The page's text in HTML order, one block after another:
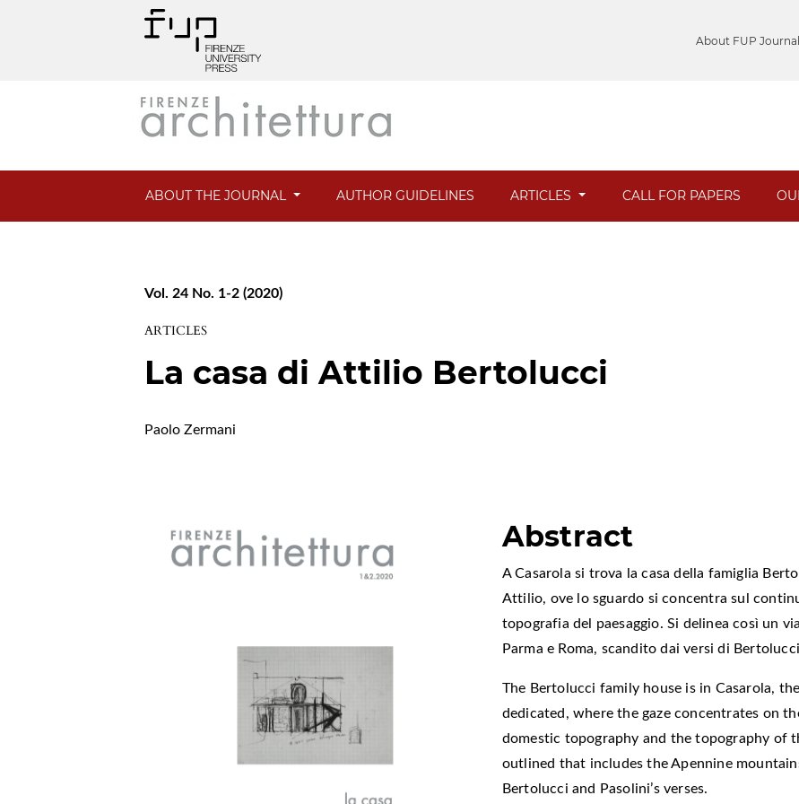
About FUP
ABOUT THE JOURNAL AUTHOR GUIDELINES ARTICLES CALL FOR PAPERS
Vol. 24 No. 1-2 (2020)
ARTICLES
La casa di Attilio Bertolucci
Paolo Zermani
Abstract
A Casarola si trova la casa della famiglia
Attilio, ove lo sguardo si concentra sul
topografia del paesaggio. Si delinea così un
Parma e Roma, scandito dai versi di
The Bertolucci family house is in Casarola,
dedicated, where the gaze concentrates on
domestic topography and the topography of
outlined that includes the Apennine
Bertolucci and Pasolini’s verses.